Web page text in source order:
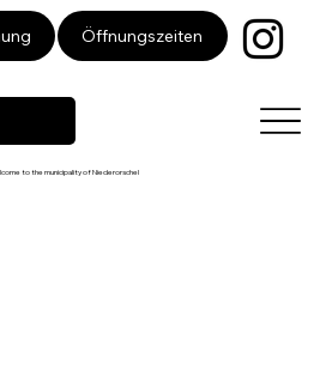
Öffnungszeiten
to the municipality of Niederorschel